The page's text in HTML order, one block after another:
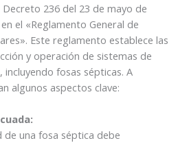
236 del 23 de mayo de
el «Reglamento General de
Este reglamento establece las
y operación de sistemas de
fosas sépticas. A
algunos aspectos clave:
de una fosa séptica debe